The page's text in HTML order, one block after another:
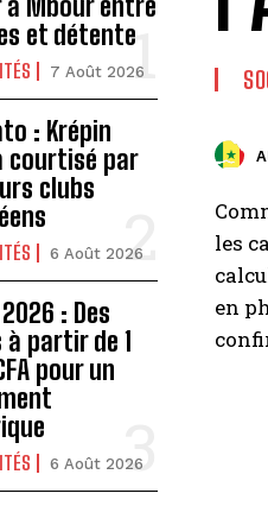
à Mbour entre
et détente
7 Août 2026
: Krépin
courtisé par
clubs
6 Août 2026
: Des
partir de 1
pour un
6 Août 2026
les
en